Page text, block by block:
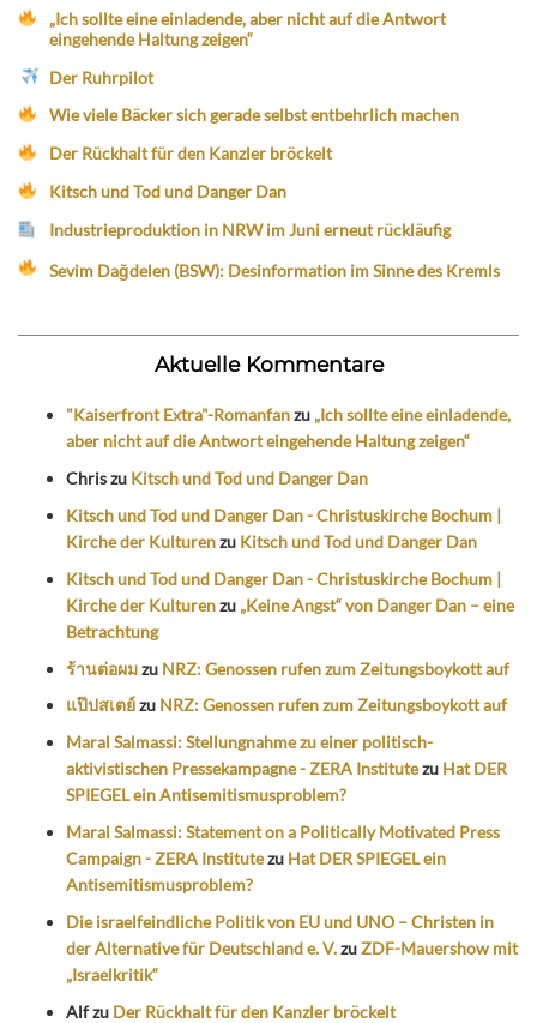
„Ich sollte eine einladende, aber nicht auf die Antwort
eingehende Haltung zeigen“
Der Ruhrpilot
Wie viele Bäcker sich gerade selbst entbehrlich machen
Der Rückhalt für den Kanzler bröckelt
Kitsch und Tod und Danger Dan
Industrieproduktion in NRW im Juni erneut rückläufig
Sevim Dağdelen (BSW): Desinformation im Sinne des Kremls
Aktuelle Kommentare
"Kaiserfront Extra"-Romanfanzu „Ich sollte eine einladende,
aber nicht auf die Antwort eingehende Haltung zeigen“
Chriszu Kitsch und Tod und Danger Dan
Kitsch und Tod und Danger Dan - Christuskirche Bochum |
Kirche der Kulturenzu Kitsch und Tod und Danger Dan
Kitsch und Tod und Danger Dan - Christuskirche Bochum |
Kirche der Kulturenzu „Keine Angst“ von Danger Dan – eine
Betrachtung
ร้านต่อผมzu NRZ: Genossen rufen zum Zeitungsboykott auf
แป๊ปสเตย์zu NRZ: Genossen rufen zum Zeitungsboykott auf
Maral Salmassi: Stellungnahme zu einer politisch-
aktivistischen Pressekampagne - ZERA Institutezu Hat DER
SPIEGEL ein Antisemitismusproblem?
Maral Salmassi: Statement on a Politically Motivated Press
Campaign - ZERA Institutezu Hat DER SPIEGEL ein
Antisemitismusproblem?
Die israelfeindliche Politik von EU und UNO – Christen in
der Alternative für Deutschland e. V.zuZDF-Mauershow mit
„Israelkritik“
Alfzu Der Rückhalt für den Kanzler bröckelt